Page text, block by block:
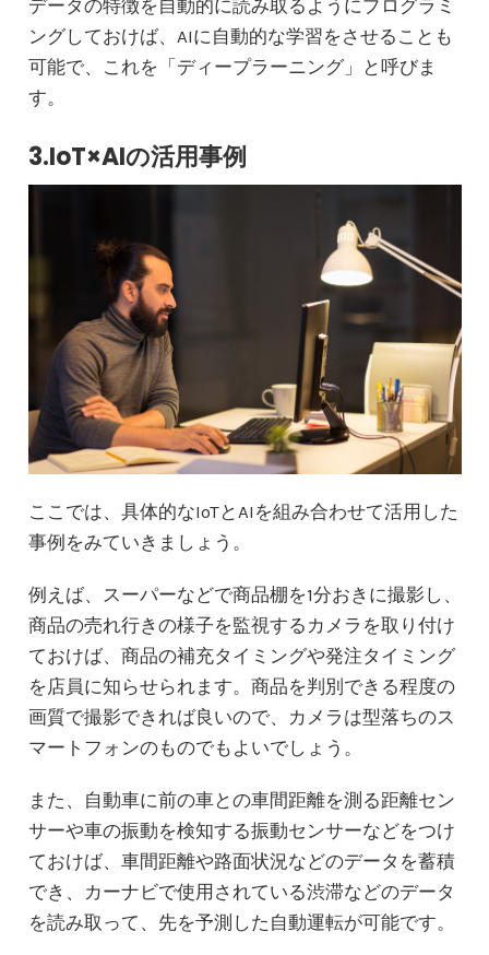
データの特徴を自動的に読み取るようにプログラミ
ングしておけば、AIに自動的な学習をさせることも
可能で、これを「ディープラーニング」と呼びま
す。
3.IoT×AIの活用事例
ここでは、具体的なIoTとAIを組み合わせて活用した
事例をみていきましょう。
例えば、スーパーなどで商品棚を1分おきに撮影し、
商品の売れ行きの様子を監視するカメラを取り付け
ておけば、商品の補充タイミングや発注タイミング
を店員に知らせられます。商品を判別できる程度の
画質で撮影できれば良いので、カメラは型落ちのス
マートフォンのものでもよいでしょう。
また、自動車に前の車との車間距離を測る距離セン
サーや車の振動を検知する振動センサーなどをつけ
ておけば、車間距離や路面状況などのデータを蓄積
でき、カーナビで使用されている渋滞などのデータ
を読み取って、先を予測した自動運転が可能です。